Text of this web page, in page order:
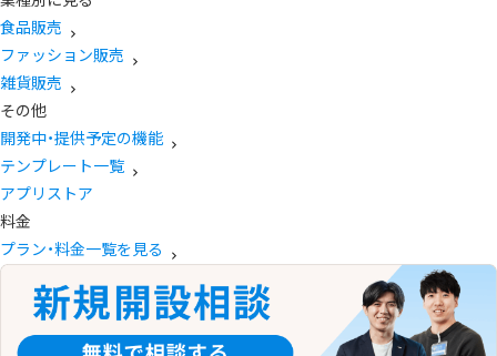
食品販売
ファッション販売
雑貨販売
その他
開発中・提供予定の機能
テンプレート一覧
アプリストア
料金
プラン・料金一覧を見る